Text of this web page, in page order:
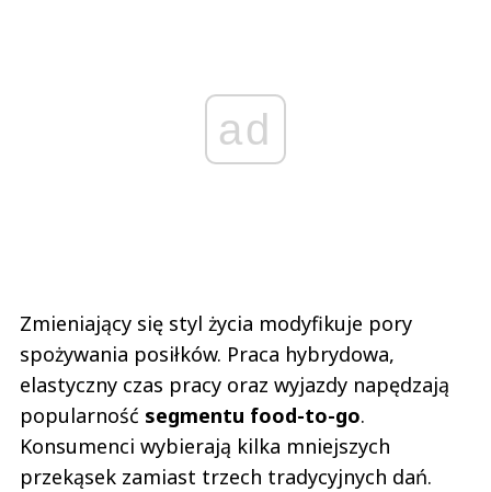
ad
Zmieniający się styl życia modyfikuje pory
spożywania posiłków. Praca hybrydowa,
elastyczny czas pracy oraz wyjazdy napędzają
popularność segmentu food-to-go.
Konsumenci wybierają kilka mniejszych
przekąsek zamiast trzech tradycyjnych dań.